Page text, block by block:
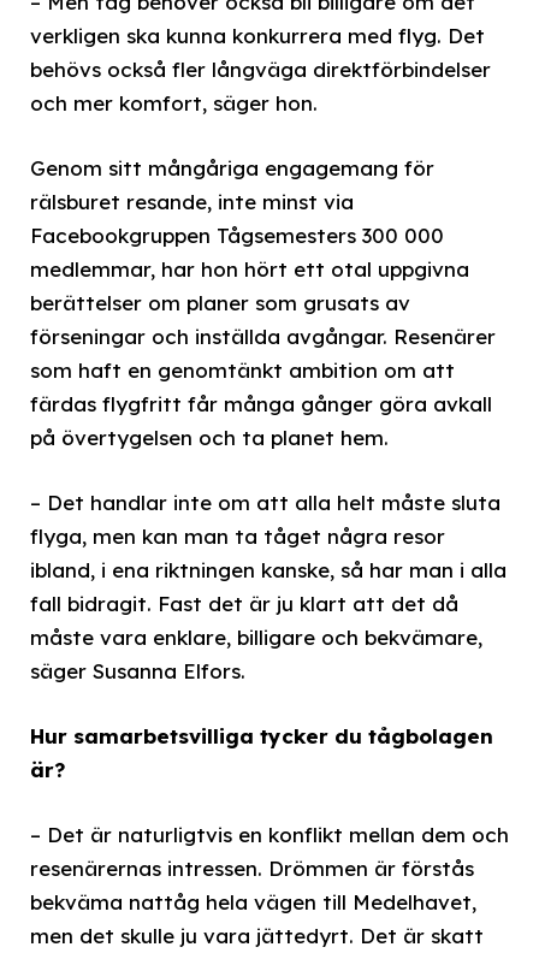
verkligen ska kunna konkurrera med flyg. Det
behövs också fler långväga direktförbindelser
och mer komfort, säger hon.
Genom sitt mångåriga engagemang för
rälsburet resande, inte minst via
Facebookgruppen Tågsemesters 300 000
medlemmar, har hon hört ett otal uppgivna
berättelser om planer som grusats av
förseningar och inställda avgångar. Resenärer
som haft en genomtänkt ambition om att
färdas flygfritt får många gånger göra avkall
på övertygelsen och ta planet hem.
– Det handlar inte om att alla helt måste sluta
flyga, men kan man ta tåget några resor
ibland, i ena riktningen kanske, så har man i alla
fall bidragit. Fast det är ju klart att det då
måste vara enklare, billigare och bekvämare,
säger Susanna Elfors.
Hur samarbetsvilliga tycker du tågbolagen
är?
– Det är naturligtvis en konflikt mellan dem och
resenärernas intressen. Drömmen är förstås
bekväma nattåg hela vägen till Medelhavet,
men det skulle ju vara jättedyrt. Det är skatt